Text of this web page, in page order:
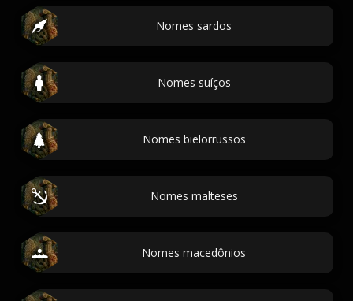
Nomes sardos
Nomes suíços
Nomes bielorrussos
Nomes malteses
Nomes macedônios